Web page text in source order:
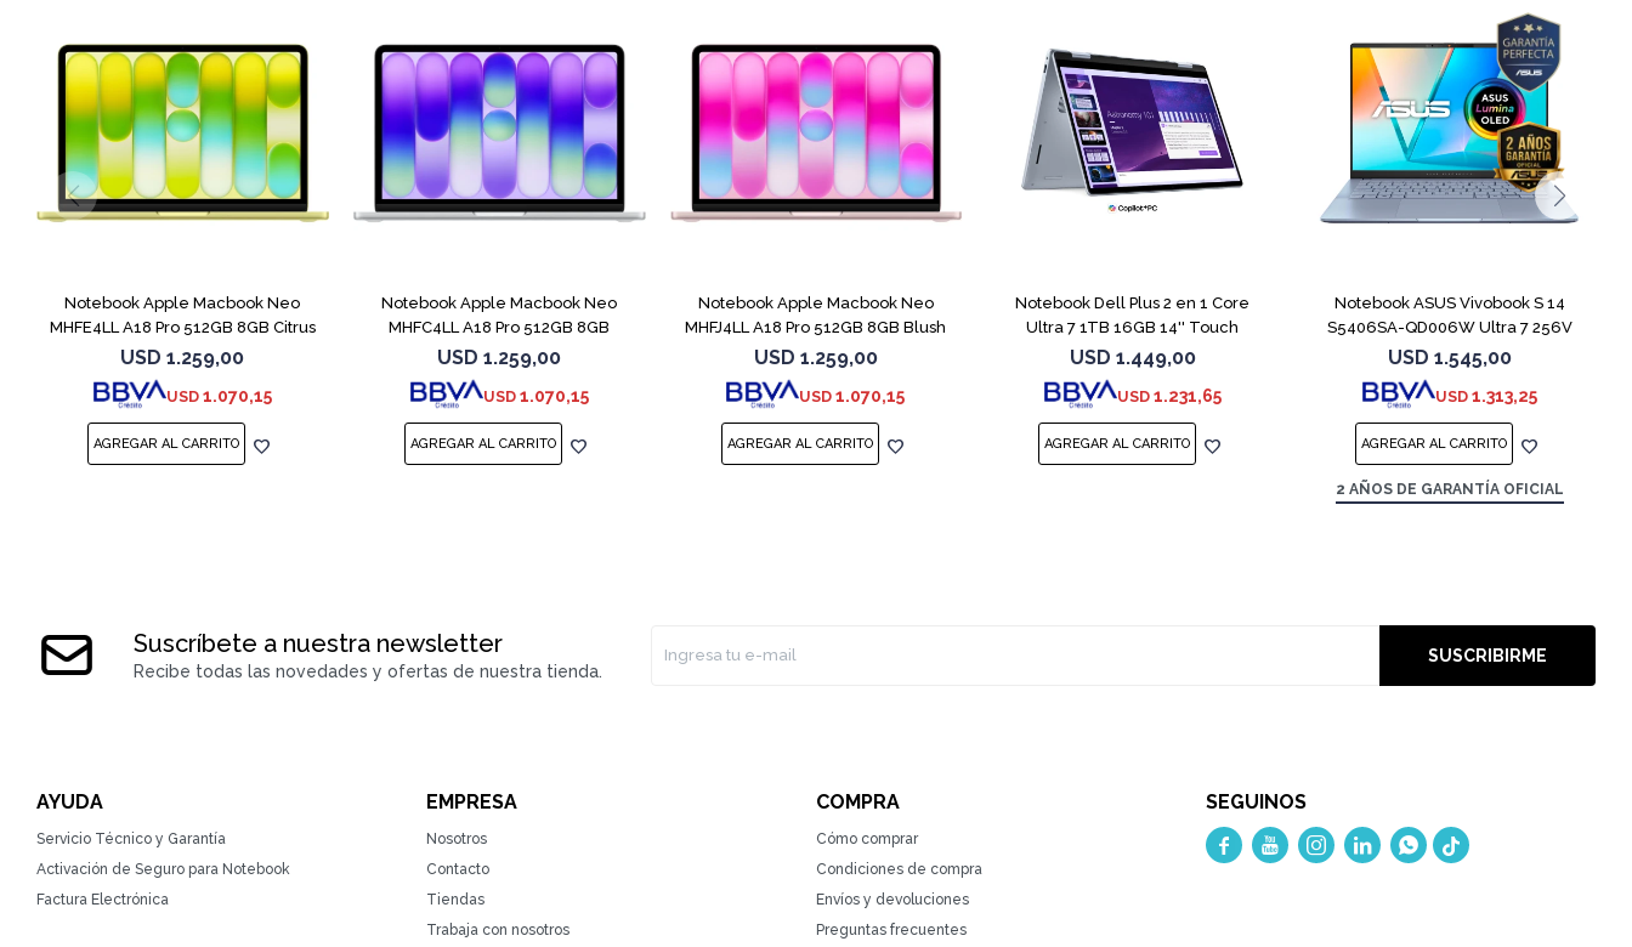
Notebook Apple Macbook Neo
MHFE4LL A18 Pro 512GB 8GB Citrus
USD 1.259,00
USD 1.070,15
Notebook Apple Macbook Neo
MHFC4LL A18 Pro 512GB 8GB
Silver
USD 1.259,00
USD 1.070,15
Notebook Apple Macbook Neo
MHFJ4LL A18 Pro 512GB 8GB Blush
USD 1.259,00
USD 1.070,15
Notebook Dell Plus 2 en 1 Core
Ultra 7 1TB 16GB 14'' Touch
USD 1.449,00
USD 1.231,65
Notebook ASUS Vivobook S 14
S5406SA-QD006W Ultra 7 256V
1TB
USD 1.545,00
USD 1.313,25
2 AÑOS DE GARANTÍA OFICIAL
Suscríbete a nuestra newsletter
Recibe todas las novedades y ofertas de nuestra tienda.
SUSCRIBIRME
AYUDA
Servicio Técnico y Garantía
Activación de Seguro para Notebook
Factura Electrónica
EMPRESA
Nosotros
Contacto
Tiendas
Trabaja con nosotros
COMPRA
Cómo comprar
Condiciones de compra
Envíos y devoluciones
Preguntas frecuentes
SEGUINOS
    